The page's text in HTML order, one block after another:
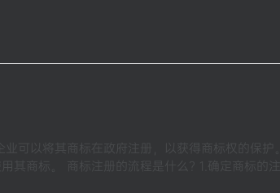
可以将其商标在政府注册，以获得商标权的保护。
其商标。 商标注册的流程是什么? 1.确定商标的注